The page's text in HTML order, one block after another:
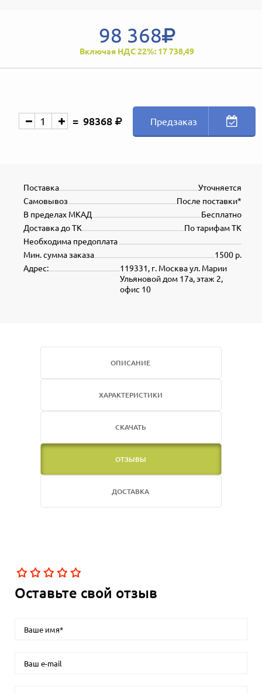
98 368
Включая НДС 22%: 17 738,49
98368 Предзаказ
Уточняется
Поставка
После поставки*
Самовывоз
Бесплатно
В пределах МКАД
По тарифам ТК
Доставка до ТК
Необходима предоплата
1500 р.
Мин. сумма заказа
119331, г. Москва ул. Марии
Ульяновой дом 17а, этаж 2,
офис 10
Адрес:
ОПИСАНИЕ
ХАРАКТЕРИСТИКИ
СКАЧАТЬ
ОТЗЫВЫ
ДОСТАВКА
Оставьте свой отзыв